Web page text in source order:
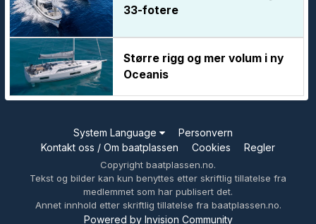
33-fotere
Større rigg og mer volum i ny
Oceanis
System Language
Personvern
Kontakt oss / Om baatplassen
Cookies Regler
Copyright baatplassen.no.
Tekst og bilder kan kun benyttes etter skriftlig tillatelse fra
medlemmet som har publisert det.
Annet innhold etter skriftlig tillatelse fra baatplassen.no.
Powered by Invision Community